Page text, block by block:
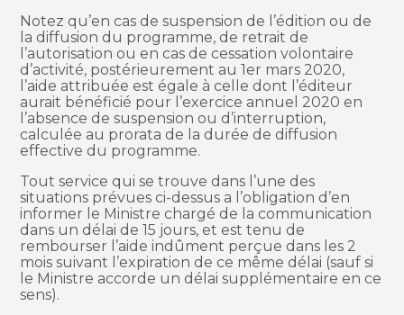
Notez qu’en cas de suspension de l’édition ou de
la diffusion du programme, de retrait de
l’autorisation ou en cas de cessation volontaire
d’activité, postérieurement au 1er mars 2020,
l’aide attribuée est égale à celle dont l’éditeur
aurait bénéficié pour l’exercice annuel 2020 en
l’absence de suspension ou d’interruption,
calculée au prorata de la durée de diffusion
effective du programme.
Tout service qui se trouve dans l’une des
situations prévues ci-dessus a l’obligation d’en
informer le Ministre chargé de la communication
dans un délai de 15 jours, et est tenu de
rembourser l’aide indûment perçue dans les 2
mois suivant l’expiration de ce même délai (sauf si
le Ministre accorde un délai supplémentaire en ce
sens).